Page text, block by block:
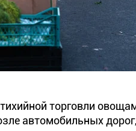
торговли
автомобильных